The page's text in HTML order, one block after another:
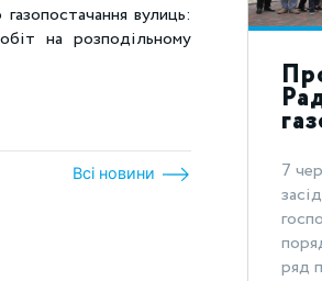
вулиць:
на розподільному
Всі новини
7
ряд